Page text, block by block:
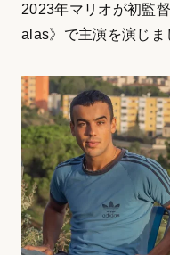
2023年マリオが初監
alas》で主演を演じま